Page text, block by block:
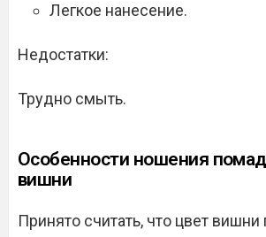
Легкое нанесение.
Недостатки:
Трудно смыть.
Особенности ношения
вишни
Принято считать, что цвет